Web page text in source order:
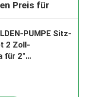
Preis für
PUMPE Sitz-
2 Zoll-
für 2"